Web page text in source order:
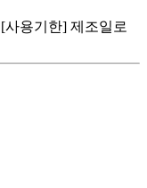
용기한] 제조일로